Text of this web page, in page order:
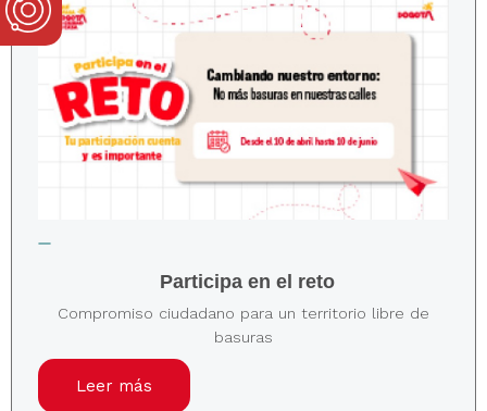
Participa en el reto
Compromiso ciudadano para un territorio libre de
basuras
Leer más